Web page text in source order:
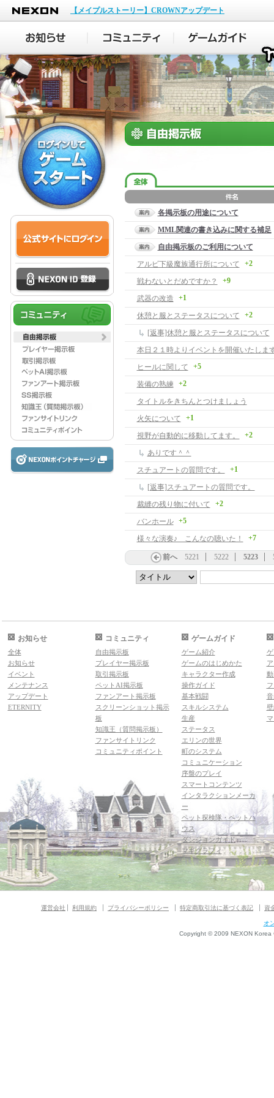
NEXON
【メイプルストーリー】CROWNアップデート
各掲示板の用途について
MML関連の書き込みに関する補足
自由掲示板のご利用について
アルビ下級魔族通行所について
+2
戦わないとだめですか？ +9
武器の改造 +1
休憩と服とステータスについて +2
[返事]休憩と服とステータスについて
本日２１時よりイベントを開催いたしま
ヒールに関して
+5
装備の熟練 +2
タイトルをきちんとつけましょう
火矢について
+1
視野が自動的に移動してます。 +2
ありです＾＾
スチュアートの質問です。
+1
[返事]スチュアートの質問です。
裁縫の残り物に付いて
+2
バンホール +5
様々な演奏♪ こんなの聴いた！ +7
前へ 5221 5222 5223
お知らせ
全体
お知らせ
イベント
メンテナンス
アップデート
ETERNITY
コミュニティ
自由掲示板
プレイヤー掲示板
取引掲示板
ペットAI掲示板
ファンアート掲示板
スクリーンショット掲示
板
知識王（質問掲示板）
ファンサイトリンク
コミュニティポイント
ゲームガイド
ゲーム紹介
ゲームのはじめかた
キャラクター作成
操作ガイド
基本戦闘
スキルシステム
生産
ステータス
エリンの世界
町のシステム
コミュニケーション
序盤のプレイ
スマートコンテンツ
インタラクションメーカ
ー
ペット探検隊・ペットハ
ウス
ダンジョンガイド
マギグラフィ
運営会社 利用規約 プライバシーポリシー 特定商取引法に基づく表記 資
オ
Copyright © 2009 NEXON Korea